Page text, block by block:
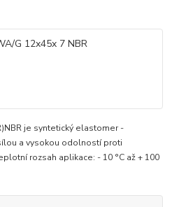
je syntetický elastomer -
a vysokou odolností proti
rozsah aplikace: - 10 °C až + 100